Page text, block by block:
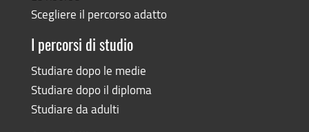
Scegliere il percorso adatto
I percorsi di studio
Studiare dopo le medie
Studiare dopo il diploma
Studiare da adulti